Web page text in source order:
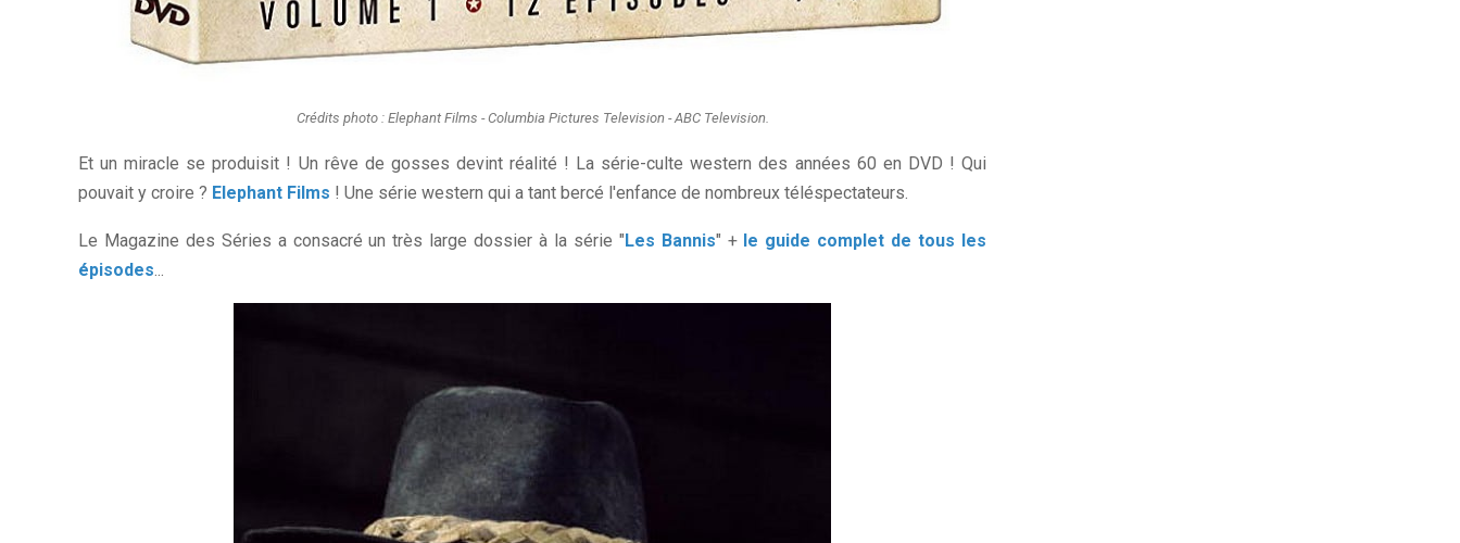
Crédits photo : Elephant Films - Columbia Pictures Television - ABC Television.
Et un miracle se produisit ! Un rêve de gosses devint réalité ! La série-culte western des années 60 en DVD ! Qui
pouvait y croire ? Elephant Films ! Une série western qui a tant bercé l'enfance de nombreux téléspectateurs.
Le Magazine des Séries a consacré un très large dossier à la série " Les Bannis" + le guide complet de tous les
épisodes...